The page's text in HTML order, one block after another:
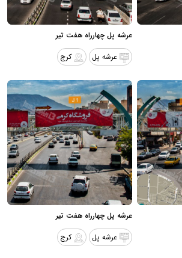
عرشه پل چهارراه هفت تیر
عرشه پل
کرج
عرشه پل چهارراه هفت تیر
عرشه پل
کرج